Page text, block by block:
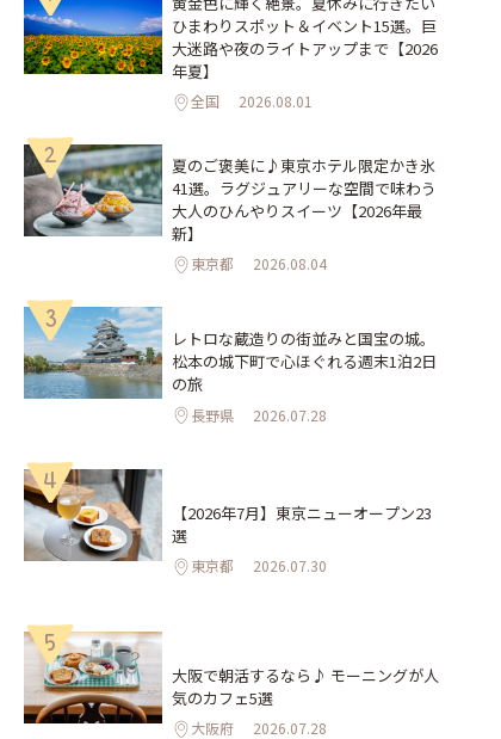
ひまわりスポット＆イベント15選。巨
大迷路や夜のライトアップまで【2026
年夏】
全国 2026.08.01
2
夏のご褒美に♪東京ホテル限定かき氷
41選。ラグジュアリーな空間で味わう
大人のひんやりスイーツ【2026年最
新】
東京都 2026.08.04
3
レトロな蔵造りの街並みと国宝の城。
松本の城下町で心ほぐれる週末1泊2日
の旅
長野県 2026.07.28
4
【2026年7月】東京ニューオープン23
選
東京都 2026.07.30
5
大阪で朝活するなら♪ モーニングが人
気のカフェ5選
大阪府 2026.07.28